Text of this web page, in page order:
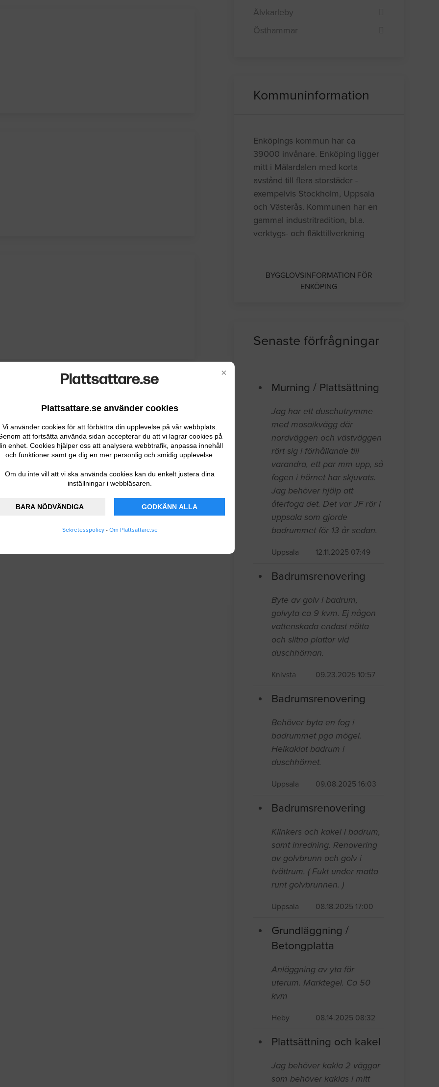
×
Plattsattare.se använder cookies
Vi använder cookies för att förbättra din upplevelse på vår webbplats.
att fortsätta använda sidan accepterar du att vi lagrar cookies på
enhet. Cookies hjälper oss att analysera webbtrafik, anpassa innehåll
och funktioner samt ge dig en mer personlig och smidig upplevelse.
Om du inte vill att vi ska använda cookies kan du enkelt justera dina
inställningar i webbläsaren.
BARA NÖDVÄNDIGA GODKÄNN ALLA
Sekretesspolicy• Om Plattsattare.se
FÖRETAG
Älvkarleby
Östhammar
Kommuninformation
Enköpings kommun har ca
39000 invånare. Enköping ligger
mitt i Mälardalen med korta
avstånd till flera storstäder -
exempelvis Stockholm, Uppsala
och Västerås. Kommunen har en
gammal industritradition, bl.a.
verktygs- och fläkttillverkning
BYGGLOVSINFORMATION FÖR
ENKÖPING
Senaste förfrågningar
Murning / Plattsättning
Jag har ett duschutrymme
med mosaikvägg där
nordväggen och västväggen
rört sig i förhållande till
varandra, ett par mm upp, så
fogen i hörnet har skjuvats.
Jag behöver hjälp att
återfoga det. Det var JF rör i
uppsala som gjorde
badrummet för 13 år sedan.
Uppsala 12.11.2025 07:49
Badrumsrenovering
Byte av golv i badrum,
golvyta ca 9 kvm. Ej någon
vattenskada endast nötta
och slitna plattor vid
duschhörnan.
Knivsta 09.23.2025 10:57
Badrumsrenovering
Behöver byta en fog i
badrummet pga mögel.
Helkaklat badrum i
duschhörnet.
Uppsala 09.08.2025 16:03
Badrumsrenovering
Klinkers och kakel i badrum,
samt inredning. Renovering
av golvbrunn och golv i
tvättrum. ( Fukt under matta
runt golvbrunnen. )
Uppsala 08.18.2025 17:00
Grundläggning /
Betongplatta
Anläggning av yta för
uterum. Marktegel. Ca 50
kvm
Heby 08.14.2025 08:32
Plattsättning och kakel
Jag behöver kakla 2 väggar
som behöver kaklas i mitt